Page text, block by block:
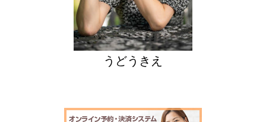
うどうきえ